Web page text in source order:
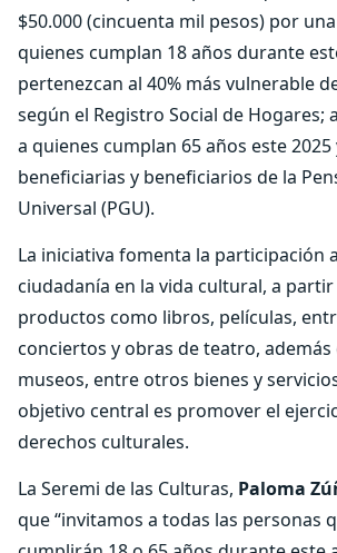
$50.000 (cincuenta mil pesos) por
quienes cumplan 18 años durante
pertenezcan al 40% más vulnerable
según el Registro Social de Hogares;
a quienes cumplan 65 años este 2025
beneficiarias y beneficiarios de la
Universal (PGU).
La iniciativa fomenta la participación
ciudadanía en la vida cultural, a
productos como libros, películas,
conciertos y obras de teatro, además
museos, entre otros bienes y
objetivo central es promover el
derechos culturales.
La Seremi de las Culturas, Paloma
que “invitamos a todas las personas